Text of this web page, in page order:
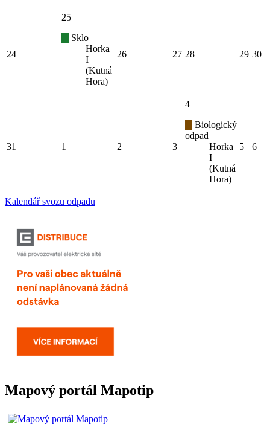
24
25
Sklo
Horka
I
(Kutná
Hora)
26 27 28 29 30
31 1 2 3
4
Biologický
odpad
Horka
I
(Kutná
Hora)
5 6
Kalendář svozu odpadu
Mapový portál Mapotip